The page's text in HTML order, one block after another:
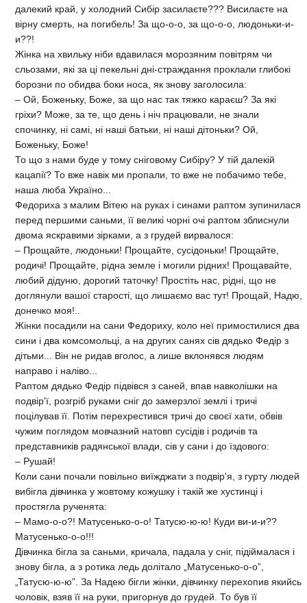
далекий край, у холодний Сибір засилаєте??? Висилаєте на
вірну смерть, на погибель! За що-о-о, за що-о-о, людоньки-и-
и??!
Жінка на хвильку ніби вдавилася морозяним повітрям чи
сльозами, які за ці пекельні дні-страждання проклали глибокі
борозни по обидва боки носа, як знову заголосила:
– Ой, Боженьку, Боже, за що нас так тяжко караєш? За які
гріхи? Може, за те, що день і ніч працювали, не знали
спочинку, ні самі, ні наші батьки, ні наші дітоньки? Ой,
Боженьку, Боже!
То що з нами буде у тому сніговому Сибіру? У тій далекій
кацапії? То вже навік ми пропали, то вже не побачимо тебе,
наша люба Україно...
Федориха з малим Вітею на руках і синами раптом зупинилася
перед першими саньми, її великі чорні очі раптом зблиснули
двома яскравими зірками, а з грудей вирвалося:
– Прощайте, людоньки! Прощайте, сусідоньки! Прощайте,
родичі! Прощайте, рідна земле і могили рідних! Прощавайте,
любий дідуню, дорогий таточку! Простіть нас, рідні, що не
доглянули вашої старості, що лишаємо вас тут! Прощай, Надю,
донечко моя!..
Жінки посадили на сани Федориху, коло неї примостилися два
сини і два комсомольці, а на других санях сів дядько Федір з
дітьми... Він не ридав вголос, а лише вклонявся людям
направо і наліво...
Раптом дядько Федір підвівся з саней, впав навколішки на
подвір'ї, розгріб руками сніг до замерзлої землі і тричі
поцілував її. Потім перехрестився тричі до своєї хати, обвів
чужим поглядом мовчазний натовп сусідів і родичів та
представників радянської влади, сів у сани і до їздового:
– Рушай!
Коли сани почали повільно виїжджати з подвір'я, з гурту людей
вибігла дівчинка у жовтому кожушку і такій же хустинці і
простягла рученята:
– Мамо-о-о?! Матусенько-о-о! Татусю-ю-ю! Куди ви-и-и??
Матусенько-о-о!!!
Дівчинка бігла за саньми, кричала, падала у сніг, підіймалася і
знову бігла, а з ротика ледь долітало „Матусенько-о-о”,
„Татусю-ю-ю”. За Надею бігли жінки, дівчинку перехопив якийсь
чоловік, взяв її на руки, пригорнув до грудей. То був її